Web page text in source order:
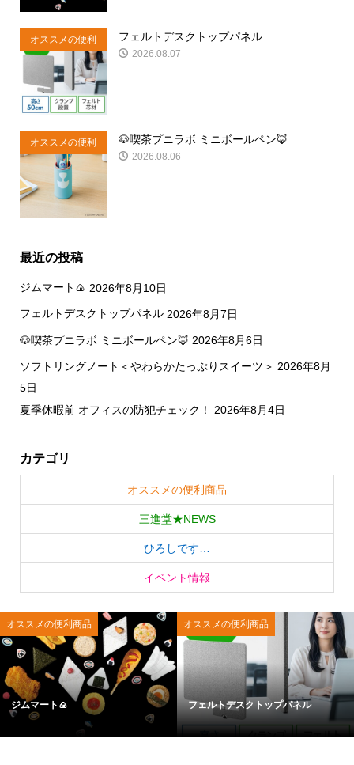
オススメの便利
商品
フェルトデスクトップパネル
2026.08.07
オススメの便利
商品
🐶喫茶プニラボ ミニボールペン🦊
2026.08.06
最近の投稿
ジムマート🍙 2026年8月10日
フェルトデスクトップパネル 2026年8月7日
🐶喫茶プニラボ ミニボールペン🦊 2026年8月6日
ソフトリングノート＜やわらかたっぷりスイーツ＞ 2026年8月
5日
夏季休暇前 オフィスの防犯チェック！
2026年8月4日
カテゴリ
オススメの便利商品
三進堂★NEWS
ひろしです…
イベント情報
オススメの便利商品
ジムマート🍙
オススメの便利商品
フェルトデスクトップパネル